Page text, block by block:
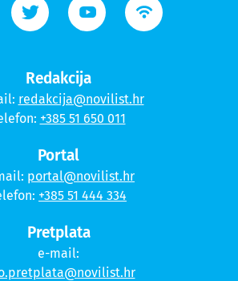
Redakcija
redakcija@novilist.hr
+385 51 650 011
Portal
portal@novilist.hr
+385 51 444 334
Pretplata
e-mail: